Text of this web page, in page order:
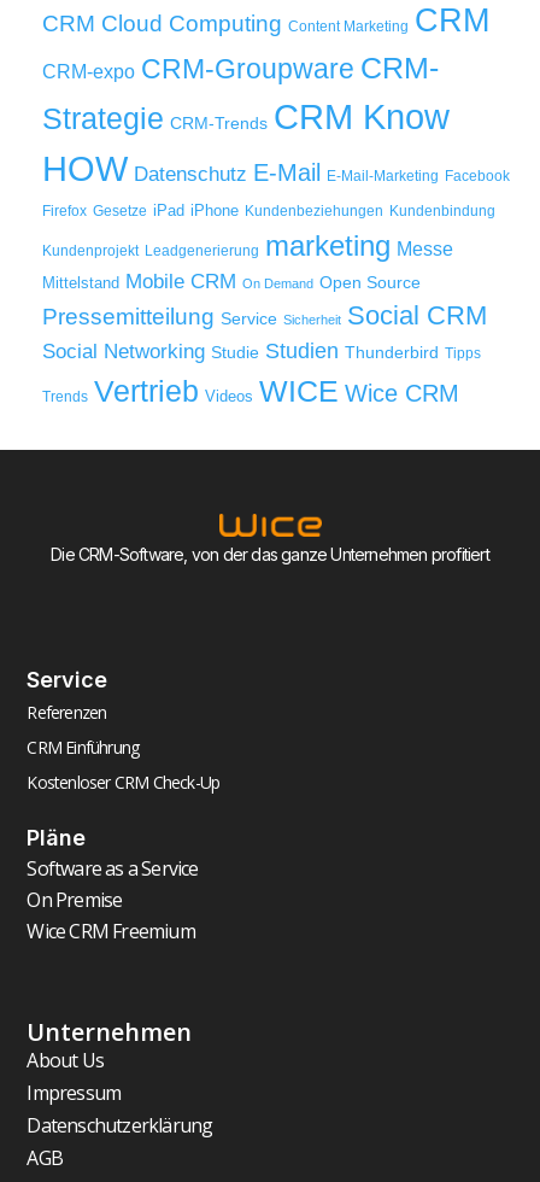
CRM Cloud Computing Content Marketing CRM
CRM-expo CRM-Groupware CRM-
Strategie CRM-Trends CRM Know
HOW Datenschutz E-Mail E-Mail-Marketing Facebook
Firefox Gesetze iPad iPhone Kundenbeziehungen Kundenbindung
Kundenprojekt Leadgenerierung marketing Messe
Mittelstand Mobile CRM On Demand Open Source
Pressemitteilung Service Sicherheit Social CRM
Social Networking Studie Studien Thunderbird Tipps
Trends Vertrieb Videos WICE Wice CRM
Die CRM-Software, von der das ganze Unternehmen profitiert
Service
Referenzen
CRM Einführung
Kostenloser CRM Check-Up
Pläne
Software as a Service
On Premise
Wice CRM Freemium
Unternehmen
About Us
Impressum
Datenschutzerklärung
AGB